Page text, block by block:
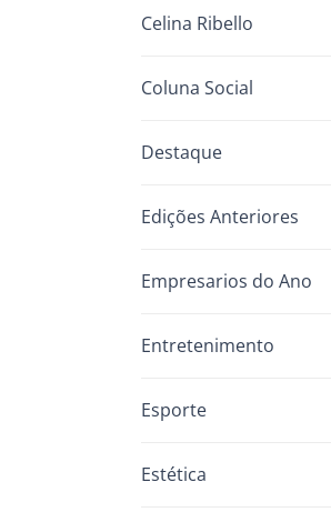
Celina Ribello
Coluna Social
Destaque
Edições Anteriores
Empresarios do Ano
Entretenimento
Esporte
Estética